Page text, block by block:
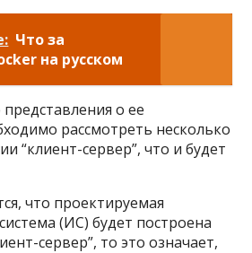
Что за
на русском
о ее
рассмотреть несколько
“клиент-сервер”, что и будет
что проектируемая
(ИС) будет построена
сервер”, то это означает,